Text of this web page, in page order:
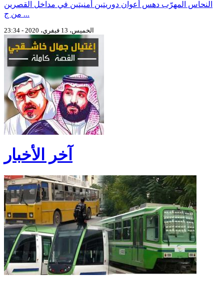
النحاس المهرّب دهس أعوان دوريتين أمنيتين في مداخل القصرين
من ج ...
الخميس، 13 فيفري، 2020 - 23:34
آخر الأخبار